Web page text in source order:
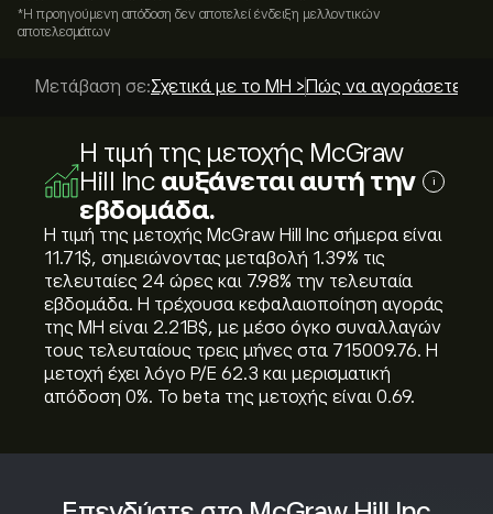
*Η προηγούμενη απόδοση δεν αποτελεί ένδειξη μελλοντικών
αποτελεσμάτων
Μετάβαση σε:Σχετικά με το MH > Πώς να αγοράσετε; >
Η τιμή της μετοχής McGraw
Hill Inc αυξάνεται αυτή την
εβδομάδα.
i
Η τιμή της μετοχής McGraw Hill Inc σήμερα είναι
11.71‎$‎, σημειώνοντας μεταβολή ‎1.39‎% τις
τελευταίες 24 ώρες και ‎7.98‎% την τελευταία
εβδομάδα. Η τρέχουσα κεφαλαιοποίηση αγοράς
της MH είναι 2.21B‎$‎, με μέσο όγκο συναλλαγών
τους τελευταίους τρεις μήνες στα 715009.76. Η
μετοχή έχει λόγο P/E 62.3 και μερισματική
απόδοση 0%. Το beta της μετοχής είναι 0.69.